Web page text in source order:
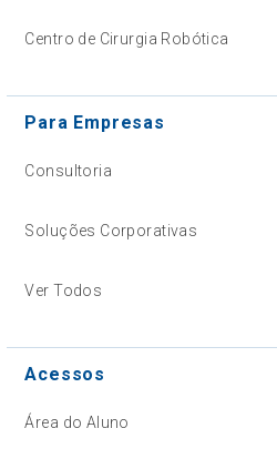
Centro de Cirurgia Robótica
Para Empresas
Consultoria
Soluções Corporativas
Ver Todos
Acessos
Área do Aluno